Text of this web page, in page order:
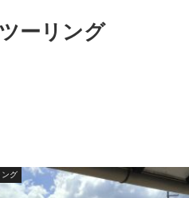
ツーリング
ング